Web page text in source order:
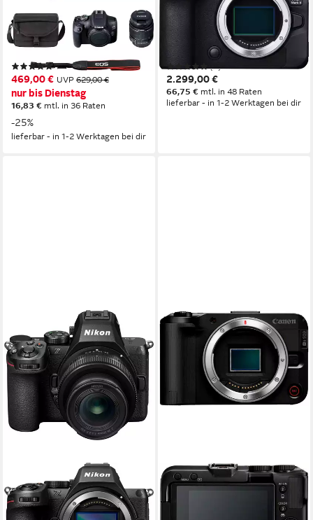
24,1 MP
Auflösung Foto
Full-HD Auflösung Video
17 mm Brennweite
(1498)
469,00 € UVP 629,00 €
nur bis Dienstag
16,83 € mtl. in 36 Raten
-25%
lieferbar - in 1-2 Werktagen bei dir
(Gehäuse) Systemkamera
24,2 MP
Auflösung Foto
4K Ultra HD
Auflösung Video
RF-Bajonett Anschluss
(6)
2.299,00 €
66,75 € mtl. in 48 Raten
lieferbar - in 1-2 Werktagen bei dir